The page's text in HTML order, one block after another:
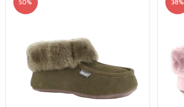
50% 38%